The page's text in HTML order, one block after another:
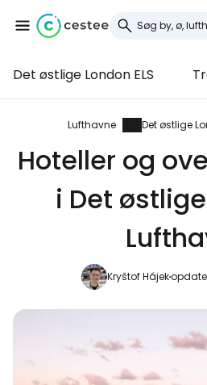
Det østlige London ELS
Lufthavne Det østlige
Hoteller og
i Det
Kryštof Hájek
Log ind på
... det
Fortsæt
Fortsæt med